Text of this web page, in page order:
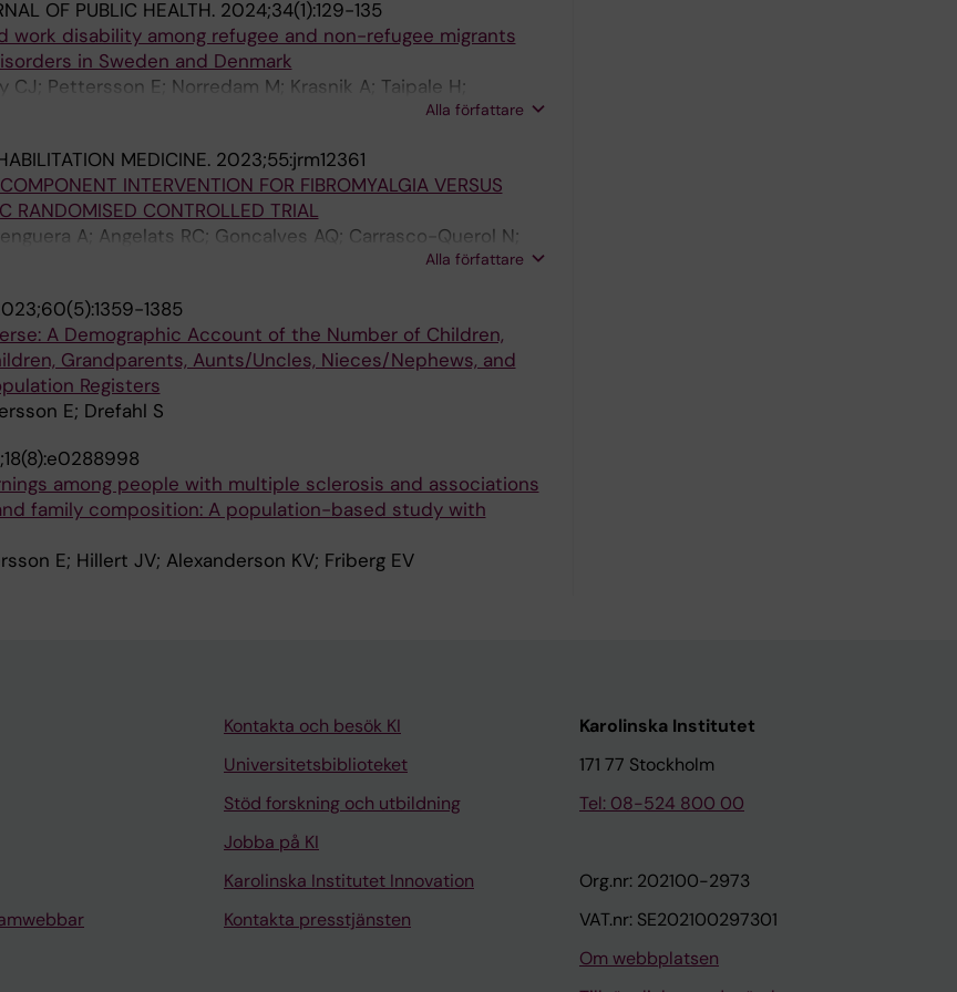
OF PUBLIC HEALTH. 2024;34(1):129-135
work disability among refugee and non-refugee migrants
in Sweden and Denmark
CJ; Pettersson E; Norredam M; Krasnik A; Taipale H;
Alla författare
MEDICINE. 2023;55:jrm12361
INTERVENTION FOR FIBROMYALGIA VERSUS
RANDOMISED CONTROLLED TRIAL
A; Angelats RC; Goncalves AQ; Carrasco-Querol N;
Alla författare
1385
A Demographic Account of the Number of Children,
Grandparents, Aunts/Uncles, Nieces/Nephews, and
Registers
E; Drefahl S
among people with multiple sclerosis and associations
family composition: A population-based study with
E; Hillert JV; Alexanderson KV; Friberg EV
Kontakta och besök KI
Universitetsbiblioteket
Stöd forskning och utbildning
Jobba på KI
Karolinska Institutet Innovation
Kontakta presstjänsten
Karolinska Institutet
171 77 Stockholm
Tel: 08-524 800 00
Org.nr: 202100-2973
VAT.nr: SE202100297301
Om webbplatsen